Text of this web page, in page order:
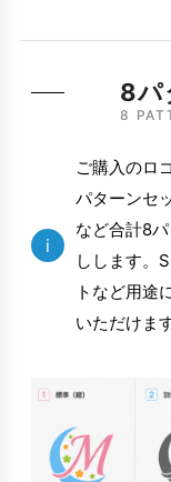
8パ
8
i
ご購入のロ
パターンセ
など合計8
しします。
トなど用途
いただけます